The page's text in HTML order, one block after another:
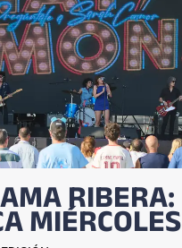
RIBERA:
MIÉRCOLES